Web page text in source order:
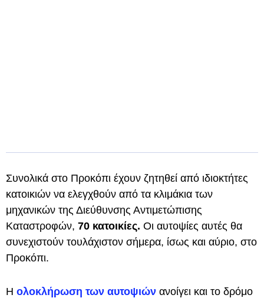
Συνολικά στο Προκόπι έχουν ζητηθεί από ιδιοκτήτες
κατοικιών να ελεγχθούν από τα κλιμάκια των
μηχανικών της Διεύθυνσης Αντιμετώπισης
Καταστροφών, 70 κατοικίες. Οι αυτοψίες αυτές θα
συνεχιστούν τουλάχιστον σήμερα, ίσως και αύριο, στο
Προκόπι.
Η ολοκλήρωση των αυτοψιών ανοίγει και το δρόμο